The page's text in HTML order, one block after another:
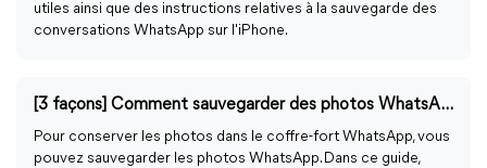
utiles ainsi que des instructions relatives à la sauvegarde des
conversations WhatsApp sur l'iPhone.
[3 façons] Comment sauvegarder des photos WhatsApp sur iPhone
Pour conserver les photos dans le coffre-fort WhatsApp, vous
pouvez sauvegarder les photos WhatsApp. Dans ce guide,